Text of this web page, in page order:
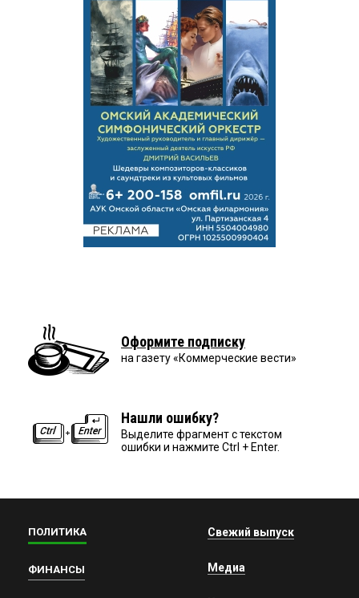
Оформите подписку
на газету «Коммерческие вести»
Нашли ошибку?
Выделите фрагмент с текстом
ошибки и нажмите Ctrl + Enter.
ПОЛИТИКА
ФИНАНСЫ
Свежий выпуск
Медиа